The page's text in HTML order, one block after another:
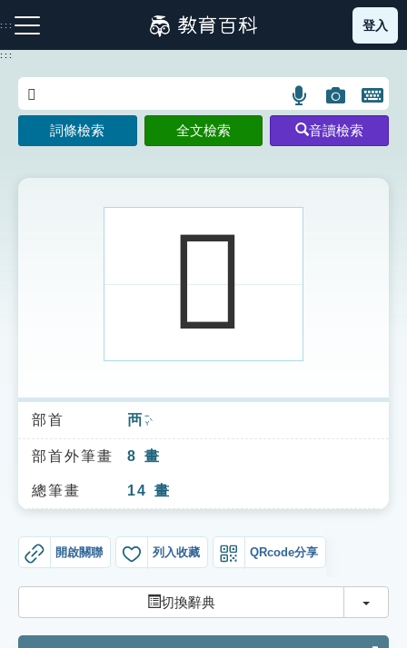
到
主
:::
注音索引圖示 筆畫索引圖示 部首索引表圖示
索引選單
知識索引
單字索引
登入
:::
語
言
搜
示
圖
片
搜
開
鍵
圖
詞條檢索 全文檢索 音讀檢索
𧟲
部首 襾 ㄧㄚˋ
部首外筆畫 8 畫
總筆畫 14 畫
開啟關聯 列入收藏 QRcode分享
切換辭典 切換